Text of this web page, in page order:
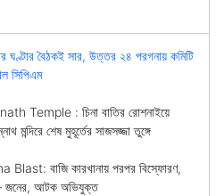
ঘণ্টার বৈঠকই সার, উত্তর ২৪ পরগনায় কমিটি
সিপিএম
Temple : চিনা বাতির রোশনাইয়ে
মন্দিরে শেষ মুহূর্তের সাজসজ্জা তুঙ্গে
বাজি কারখানায় পরপর বিস্ফোরণ,
জনের, আটক অভিযুক্ত